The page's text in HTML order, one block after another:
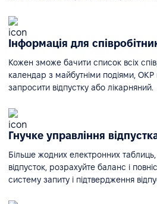
Інформація для
Кожен зможе бачити список всіх
календар з майбутніми подіями, ОКР
запросити відпустку або лікарняний.
Гнучке управління
Більше жодних електронних
відпусток, розрахуйте баланс і
систему запиту і підтвердження